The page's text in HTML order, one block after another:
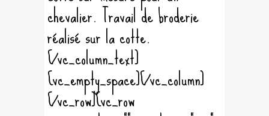
chevalier. Travail de broderie
réalisé sur la cotte.
[/vc_column_text]
[vc_empty_space][/vc_column]
[/vc_row][vc_row